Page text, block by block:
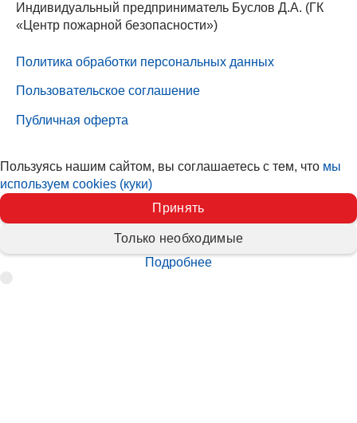
Индивидуальный предприниматель Буслов Д.А. (ГК
«Центр пожарной безопасности»)
Политика обработки персональных данных
Пользовательское соглашение
Публичная оферта
Пользуясь нашим сайтом, вы соглашаетесь с тем, что мы
используем cookies (куки)
Принять
Только необходимые
Подробнее